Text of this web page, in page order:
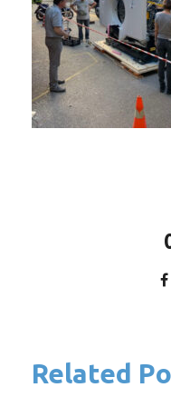
Related